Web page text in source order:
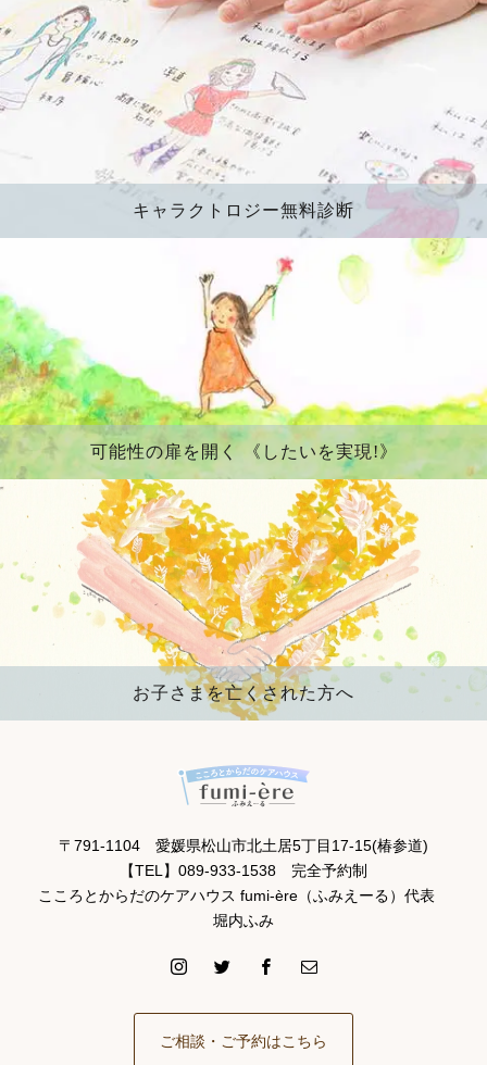
キャラクトロジー無料診断
可能性の扉を開く 《したいを実現!》
お子さまを亡くされた方へ
〒791-1104 愛媛県松山市北土居5丁目17-15(椿参道)
【TEL】089-933-1538 完全予約制
こころとからだのケアハウス fumi-ère（ふみえーる）代表
堀内ふみ
ご相談・ご予約はこちら